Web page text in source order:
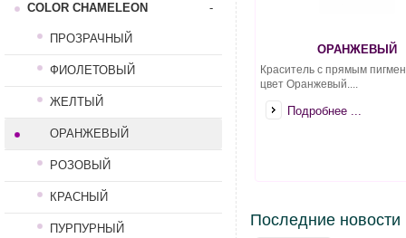
COLOR CHAMELEON -
ПРОЗРАЧНЫЙ
ФИОЛЕТОВЫЙ
ЖЕЛТЫЙ
ОРАНЖЕВЫЙ
РОЗОВЫЙ
КРАСНЫЙ
ПУРПУРНЫЙ
ОРАНЖЕВЫЙ
Краситель с прямым
цвет Оранжевый....
Подробнее ...
Последние новости